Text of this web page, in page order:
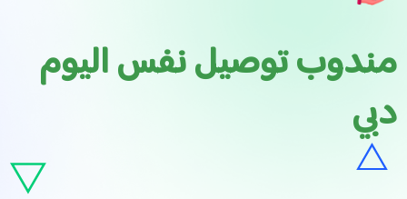
مندوب توصيل نفس اليوم
دبي